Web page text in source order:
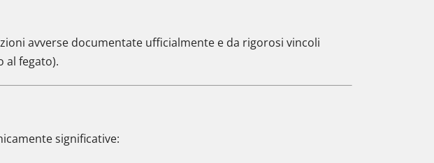
avverse documentate ufficialmente e da rigorosi vincoli
al fegato).
significative: